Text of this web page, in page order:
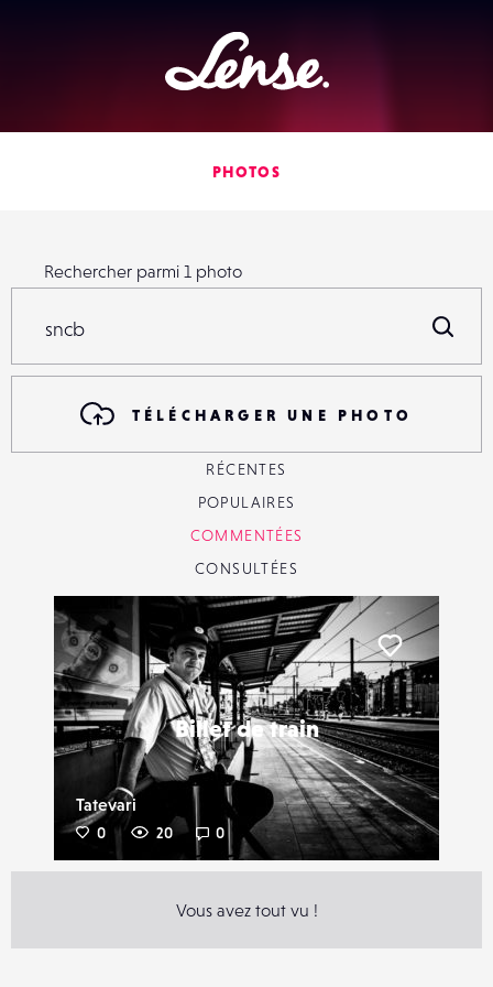
Lense
PHOTOS
Rechercher parmi 1 photo
TÉLÉCHARGER UNE PHOTO
RÉCENTES
POPULAIRES
COMMENTÉES
CONSULTÉES
Billet de train
Tatevari
0 20 0
Liker
Vous avez tout vu !